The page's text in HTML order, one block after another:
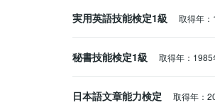
実用英語技能検定1級 取得年
秘書技能検定1級 取得年：1985
日本語文章能力検定 取得年：